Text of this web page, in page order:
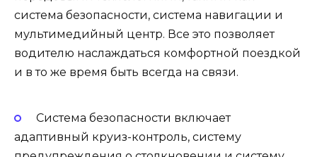
система безопасности, система навигации и
мультимедийный центр. Все это позволяет
водителю наслаждаться комфортной поездкой
и в то же время быть всегда на связи.
Система безопасности включает
адаптивный круиз-контроль, систему